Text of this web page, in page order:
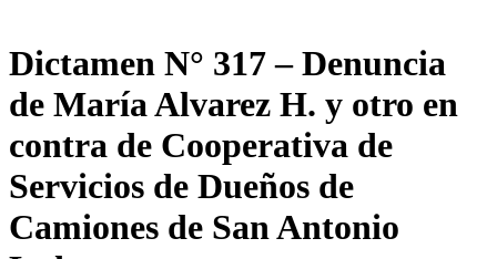
Dictamen N° 317 – Denuncia
de María Alvarez H. y otro en
contra de Cooperativa de
Servicios de Dueños de
Camiones de San Antonio